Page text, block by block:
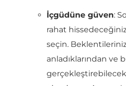
İçgüdüne güven:
rahat
seçin.
anladıklarından ve